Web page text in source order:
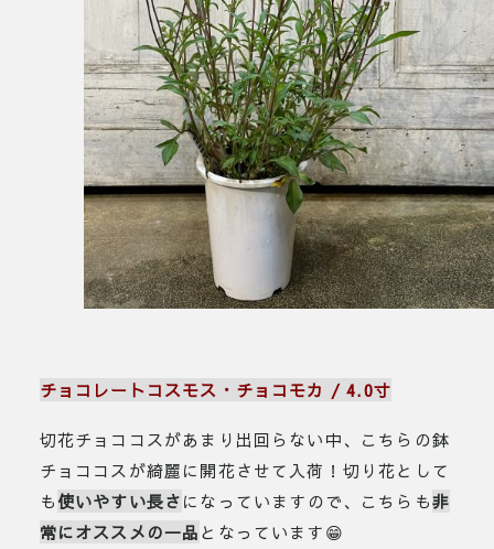
チョコレートコスモス・チョコモカ / 4.0寸
切花チョココスがあまり出回らない中、こちらの鉢
チョココスが綺麗に開花させて入荷！切り花として
も使いやすい長さになっていますので、こちらも非
常にオススメの一品となっています😁